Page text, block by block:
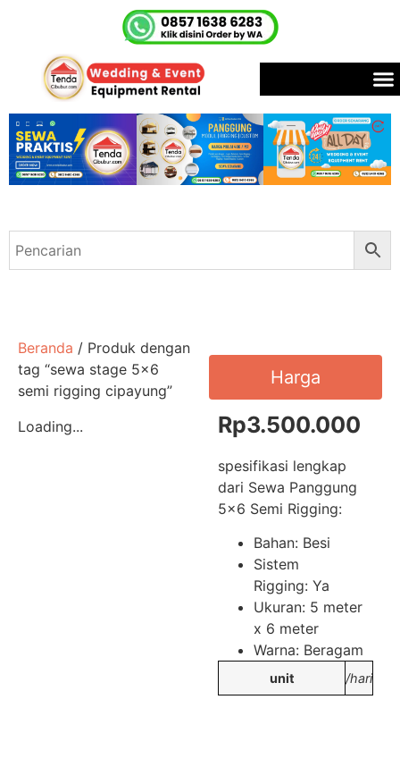
Beranda / Produk dengan
tag “sewa stage 5x6
semi rigging cipayung”
Loading...
Harga
Rp3.500.000
spesifikasi lengkap
dari Sewa Panggung
5×6 Semi Rigging:
Bahan: Besi
Sistem
Rigging: Ya
Ukuran: 5 meter
x 6 meter
Warna: Beragam
unit /hari